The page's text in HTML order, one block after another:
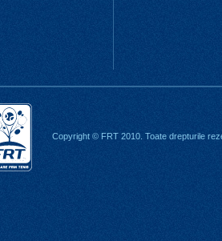
Copyright © FRT 2010. Toate drepturile